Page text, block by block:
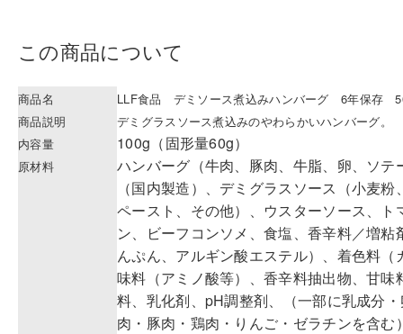
この商品について
商品名
LLF食品 デミソース煮込みハンバーグ 6年保存
商品説明
デミグラスソース煮込みのやわらかいハンバーグ。
内容量
100g（固形量60g）
原材料
ハンバーグ（牛肉、豚肉、牛脂、卵、ソテ
（国内製造）、デミグラスソース（小麦
ペースト、その他）、ウスターソース、ト
ン、ビーフコンソメ、食塩、香辛料／増
んぷん、アルギン酸エステル）、着色料
味料（アミノ酸等）、香辛料抽出物、甘味
料、乳化剤、pH調整剤、（一部に乳成分
肉・豚肉・鶏肉・りんご・ゼラチンを含む